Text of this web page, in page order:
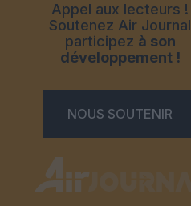
Appel aux lecteurs !
Soutenez Air Journal
participez à son
développement !
NOUS SOUTENIR